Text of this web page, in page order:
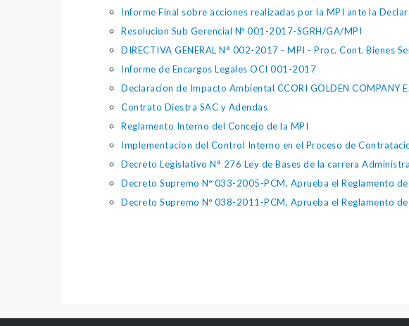
Informe Final sobre acciones realizadas por la MPI ante la
Resolucion Sub Gerencial Nº 001-2017-SGRH/GA/MPI
DIRECTIVA GENERAL N° 002-2017 - MPI - Proc. Cont. Bienes
Informe de Encargos Legales OCI 001-2017
Declaracion de Impacto Ambiental CCORI GOLDEN COMPANY
Contrato Diestra SAC y Adendas
Reglamento Interno del Concejo de la MPI
Implementacion del Control Interno en el Proceso de
Decreto Legislativo N° 276 Ley de Bases de la carrera
Decreto Supremo Nº 033-2005-PCM, Aprueba el Reglamento de
Decreto Supremo Nº 038-2011-PCM, Aprueba el Reglamento de